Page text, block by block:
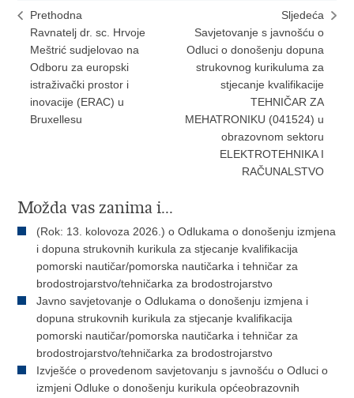
Prethodna
Ravnatelj dr. sc. Hrvoje
Meštrić sudjelovao na
Odboru za europski
istraživački prostor i
inovacije (ERAC) u
Bruxellesu
Sljedeća
Savjetovanje s javnošću o
Odluci o donošenju dopuna
strukovnog kurikuluma za
stjecanje kvalifikacije
TEHNIČAR ZA
MEHATRONIKU (041524) u
obrazovnom sektoru
ELEKTROTEHNIKA I
RAČUNALSTVO
Možda vas zanima i...
(Rok: 13. kolovoza 2026.) o Odlukama o donošenju izmjena
i dopuna strukovnih kurikula za stjecanje kvalifikacija
pomorski nautičar/pomorska nautičarka i tehničar za
brodostrojarstvo/tehničarka za brodostrojarstvo
Javno savjetovanje o Odlukama o donošenju izmjena i
dopuna strukovnih kurikula za stjecanje kvalifikacija
pomorski nautičar/pomorska nautičarka i tehničar za
brodostrojarstvo/tehničarka za brodostrojarstvo
Izvješće o provedenom savjetovanju s javnošću o Odluci o
izmjeni Odluke o donošenju kurikula općeobrazovnih